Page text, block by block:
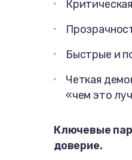
Быстрые и
Четкая
«чем это
Ключевые
доверие.